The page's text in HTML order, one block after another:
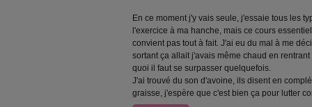
En ce moment j'y vais seule, j'essaie tous les
l'exercice à ma hanche, mais ce cours
convient pas tout à fait. J'ai eu du mal à me
sortant ça allait j'avais même chaud en
quoi il faut se surpasser quelquefois.
J'ai trouvé du son d'avoine, ils disent en
graisse, j'espère que c'est bien ça pour lutter